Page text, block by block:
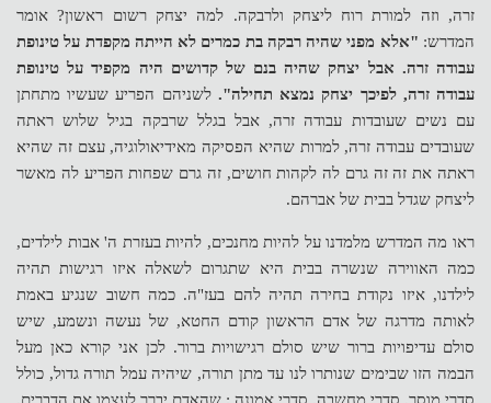
זרה, וזה למורת רוח ליצחק ולרבקה. למה יצחק רשום ראשון? אומר
המדרש: "אלא מפני שהיה רבקה בת כמרים לא הייתה מקפדת על טינופת
עבודה זרה. אבל יצחק שהיה בנם של קדושים היה מקפיד על טינופת
עבודה זרה, לפיכך יצחק נמצא תחילה".לשניהם הפריע שעשיו מתחתן
עם נשים שעובדות עבודה זרה, אבל בגלל שרבקה בגיל שלוש ראתה
שעובדים עבודה זרה, למרות שהיא הפסיקה מאידיאולוגיה, עצם זה שהיא
ראתה את זה זה גרם לה לקהות חושים, זה גרם שפחות הפריע לה מאשר
ליצחק שגדל בבית של אברהם.
ראו מה המדרש מלמדנו על להיות מחנכים, להיות בעזרת ה' אבות לילדים,
כמה האווירה שנשרה בבית היא שתגרום לשאלה איזו רגישות תהיה
לילדנו, איזו נקודת בחירה תהיה להם בעז"ה. כמה חשוב שנגיע באמת
לאותה מדרגה של אדם הראשון קודם החטא, של נעשה ונשמע, שיש
סולם עדיפויות ברור שיש סולם רגישויות ברור. לכן אני קורא כאן מעל
הבמה הזו שבימים שנותרו לנו עד מתן תורה, שיהיה עמל תורה גדול, כולל
סדרי מוסר, סדרי מחשבה, סדרי אמונה ; שהאדם יברר לעצמו את הדברים,